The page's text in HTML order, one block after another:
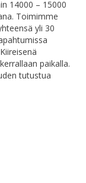
14000 – 15000
Toimimme
yli 30
paikalla.
tutustua